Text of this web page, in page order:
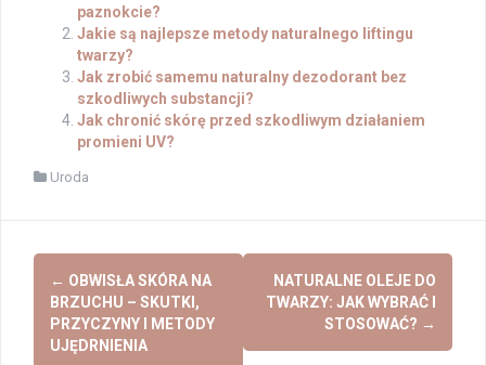
paznokcie?
Jakie są najlepsze metody naturalnego liftingu
twarzy?
Jak zrobić samemu naturalny dezodorant bez
szkodliwych substancji?
Jak chronić skórę przed szkodliwym działaniem
promieni UV?
Uroda
Post
navigation
← OBWISŁA SKÓRA NA
BRZUCHU – SKUTKI,
PRZYCZYNY I METODY
UJĘDRNIENIA
NATURALNE OLEJE DO
TWARZY: JAK WYBRAĆ I
STOSOWAĆ? →